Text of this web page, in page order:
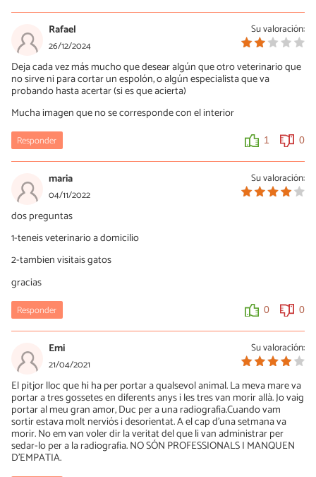
Su valoración:
Rafael
26/12/2024
Deja cada vez más mucho que desear algún que otro veterinario que
no sirve ni para cortar un espolón, o algún especialista que va
probando hasta acertar (si es que acierta)
Mucha imagen que no se corresponde con el interior
Responder 1 0
Su valoración:
maria
04/11/2022
dos preguntas
1-teneis veterinario a domicilio
2-tambien visitais gatos
gracias
Responder 0 0
Su valoración:
Emi
21/04/2021
El pitjor lloc que hi ha per portar a qualsevol animal. La meva mare va
portar a tres gossetes en diferents anys i les tres van morir allà. Jo vaig
portar al meu gran amor, Duc per a una radiografia.Cuando vam
sortir estava molt nerviós i desorientat. A el cap d'una setmana va
morir. No em van voler dir la veritat del que li van administrar per
sedar-lo per a la radiografia. NO SÓN PROFESSIONALS I MANQUEN
D'EMPATIA.